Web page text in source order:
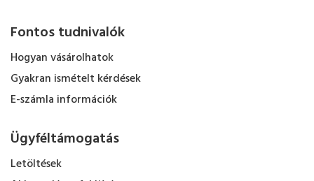
Fontos tudnivalók
Hogyan vásárolhatok
Gyakran ismételt kérdések
E-számla információk
Ügyféltámogatás
Letöltések